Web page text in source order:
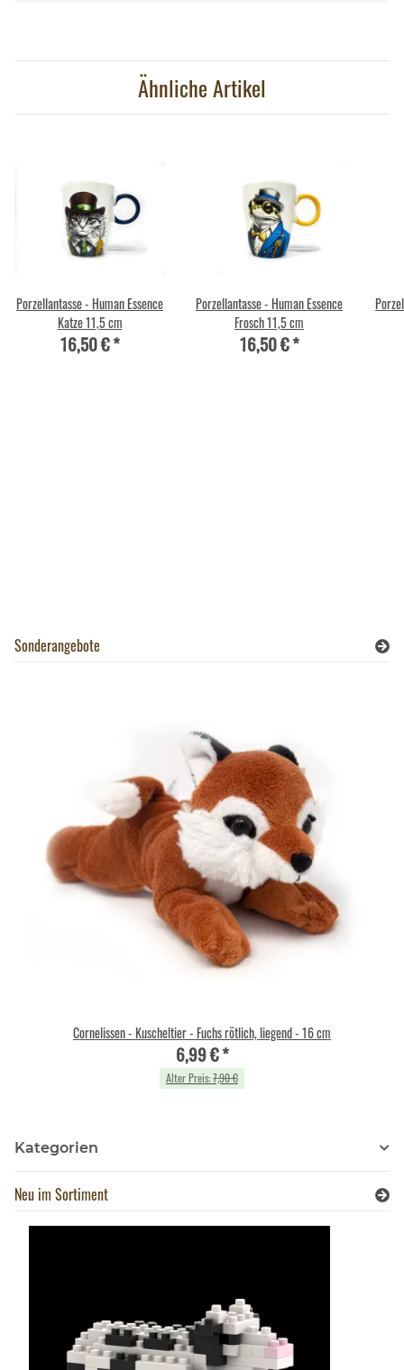
Ähnliche Artikel
Porzellantasse - Human Essence
Katze 11,5 cm
16,50 €*
Porzellantasse - Human Essence
Frosch 11,5 cm
16,50 €*
Sonderangebote
Cornelissen - Kuscheltier - Fuchs rötlich, liegend - 16 cm
6,99 €*
Alter Preis:7,90 €
Kategorien
Neu im Sortiment